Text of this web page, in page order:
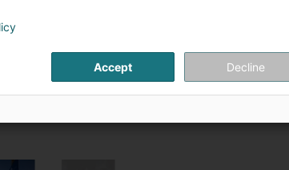
(Lëtzebuerg)
en matière de photographie professionnelle pour
suis un photographe professionnel spécialisé dans
Accept Decline